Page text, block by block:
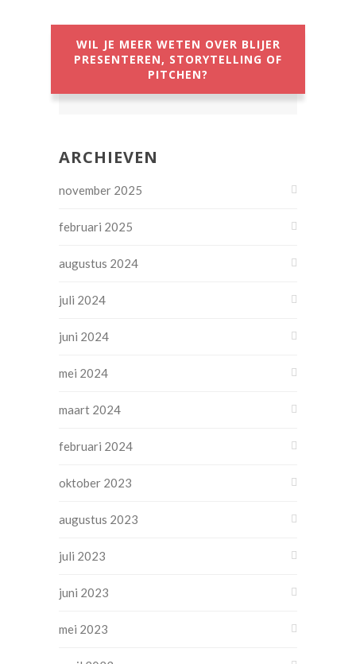
WIL JE MEER WETEN OVER BLIJER
PRESENTEREN, STORYTELLING OF
PITCHEN?
ARCHIEVEN
november 2025
februari 2025
augustus 2024
juli 2024
juni 2024
mei 2024
maart 2024
februari 2024
oktober 2023
augustus 2023
juli 2023
juni 2023
mei 2023